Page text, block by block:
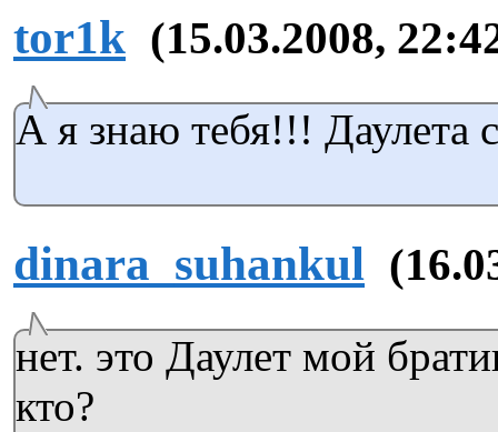
tor1k (15.03.2008,
А я знаю тебя!!! Даулета
dinara_suhankul
нет. это Даулет мой
кто?